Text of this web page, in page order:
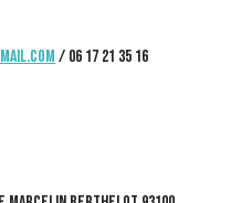
/ 06 17 21 35 16